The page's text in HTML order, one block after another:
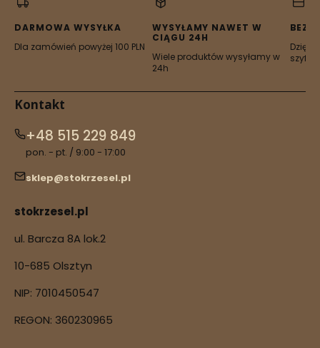
nowej
nowej
DARMOWA WYSYŁKA
Dla zamówień powyżej 100 PLN
WYSYŁAMY NAWET W
CIĄGU 24H
Wiele produktów wysyłamy w
24h
Dzięki
Kontakt
+48 515 229 849
pon. - pt. / 9:00 - 17:00
sklep@stokrzesel.pl
stokrzesel.pl
ul. Barcza 8A lok.2
10-685 Olsztyn
NIP: 7010450547
REGON: 360230965